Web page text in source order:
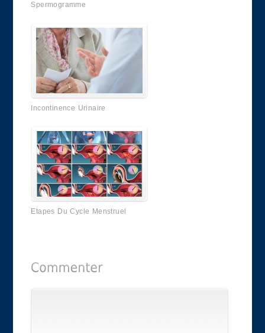
Spermogramme
Incontinence Urinaire
Etapes Du Cycle Menstruel